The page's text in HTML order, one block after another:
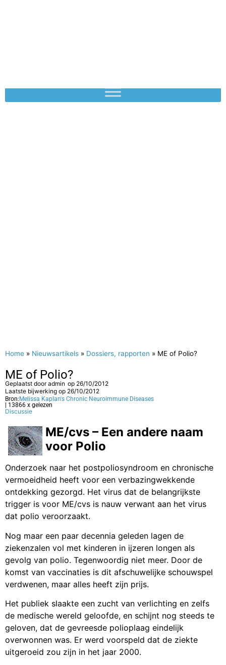
ME of Polio?
Geplaatst dooradmin op
Laatste bijwerking op 26/10/2012
Bron:Melissa Kaplan's Chronic Neuroimmune Diseases
| 13866 x gelezen
Discussie
ME/cvs – Een andere naam
voor Polio
vermoeidheid heeft voor een verbazingwekkende
ontdekking gezorgd. Het virus dat de belangrijkste
trigger is voor ME/cvs is nauw verwant aan het virus
dat polio veroorzaakt.
ziekenzalen vol met kinderen in ijzeren longen als
gevolg van polio. Tegenwoordig niet meer. Door de
komst van vaccinaties is dit afschuwelijke schouwspel
verdwenen, maar alles heeft zijn prijs.
de medische wereld geloofde, en schijnt nog steeds te
geloven, dat de gevreesde polioplaag eindelijk
overwonnen was. Er werd voorspeld dat de ziekte
uitgeroeid zou zijn in het jaar 2000.